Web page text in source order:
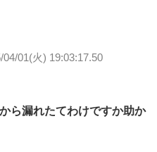
04/01(火) 19:03:17.50
ら漏れたてわけですか助か